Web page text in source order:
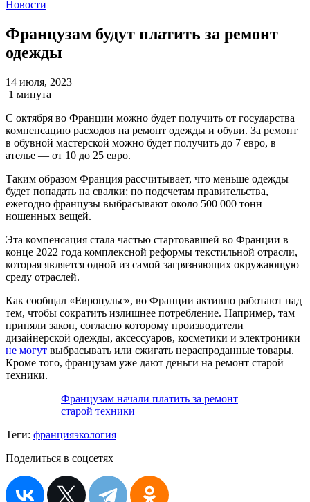
Новости
Французам будут платить за ремонт
одежды
14 июля, 2023
1 минута
С октября во Франции можно будет получить от государства
компенсацию расходов на ремонт одежды и обуви. За ремонт
в обувной мастерской можно будет получить до 7 евро, в
ателье — от 10 до 25 евро.
Таким образом Франция рассчитывает, что меньше одежды
будет попадать на свалки: по подсчетам правительства,
ежегодно французы выбрасывают около 500 000 тонн
ношенных вещей.
Эта компенсация стала частью стартовавшей во Франции в
конце 2022 года комплексной реформы текстильной отрасли,
которая является одной из самой загрязняющих окружающую
среду отраслей.
Как сообщал «Европульс», во Франции активно работают над
тем, чтобы сократить излишнее потребление. Например, там
приняли закон, согласно которому производители
дизайнерской одежды, аксессуаров, косметики и электроники
не могут выбрасывать или сжигать нераспроданные товары.
Кроме того, французам уже дают деньги на ремонт старой
техники.
Французам начали платить за ремонт
старой техники
Теги: францияэкология
Поделиться в соцсетях